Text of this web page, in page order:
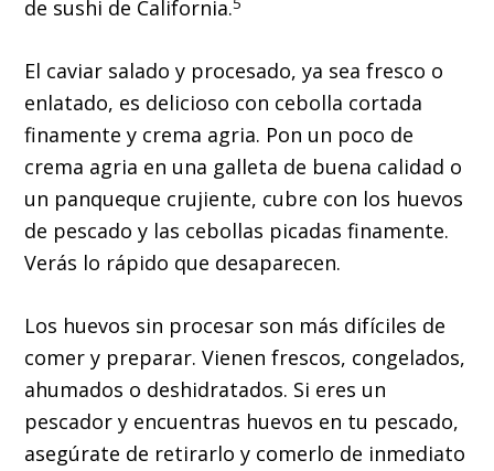
de sushi de California.
El caviar salado y procesado, ya sea fresco o
enlatado, es delicioso con cebolla cortada
finamente y crema agria. Pon un poco de
crema agria en una galleta de buena calidad o
un panqueque crujiente, cubre con los huevos
de pescado y las cebollas picadas finamente.
Verás lo rápido que desaparecen.
Los huevos sin procesar son más difíciles de
comer y preparar. Vienen frescos, congelados,
ahumados o deshidratados. Si eres un
pescador y encuentras huevos en tu pescado,
asegúrate de retirarlo y comerlo de inmediato